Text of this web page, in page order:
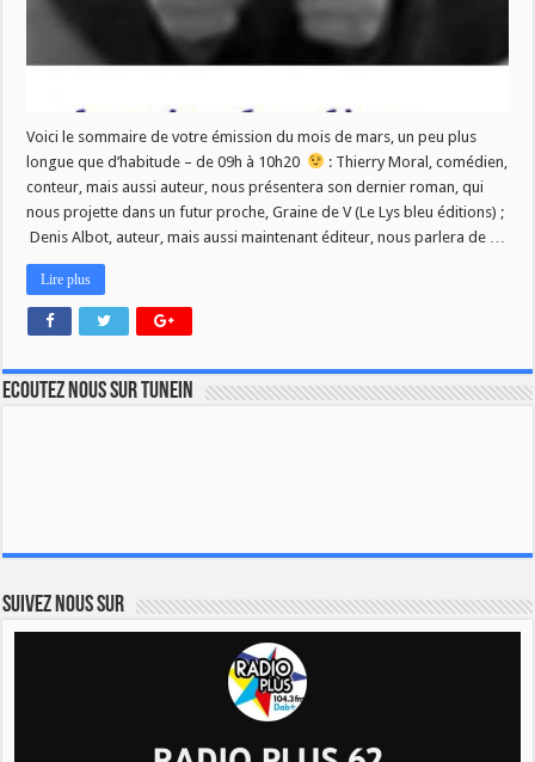
Voici le sommaire de votre émission du mois de mars, un peu plus
longue que d’habitude – de 09h à 10h20
: Thierry Moral, comédien,
conteur, mais aussi auteur, nous présentera son dernier roman, qui
nous projette dans un futur proche, Graine de V (Le Lys bleu éditions) ;
Denis Albot, auteur, mais aussi maintenant éditeur, nous parlera de …
Lire plus
Ecoutez nous sur TuneIn
Suivez nous sur